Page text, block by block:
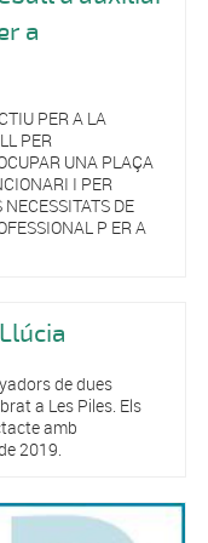
a
PER A LA
PER
UNA PLAÇA
I PER
DE
P ER A
de dues
a Les Piles. Els
amb
2019.